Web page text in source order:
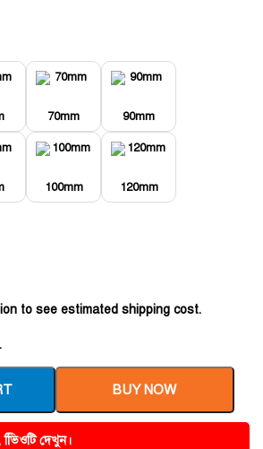
70mm 90mm
100mm 120mm
to see estimated shipping cost.
BUY NOW
ভিিওটি দেখুন।